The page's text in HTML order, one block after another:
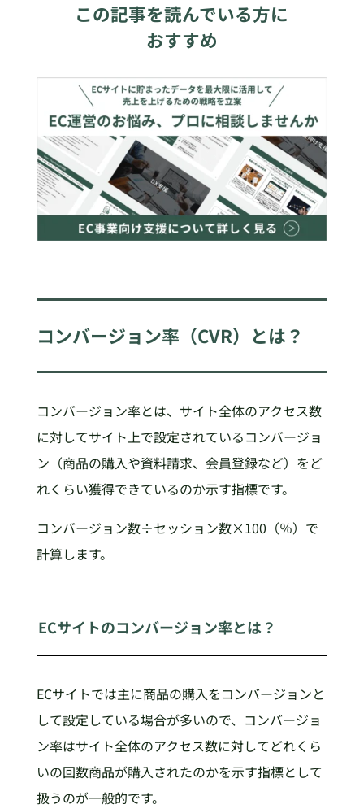
この記事を読んでいる方に
おすすめ
コンバージョン率（CVR）とは？
コンバージョン率とは、サイト全体のアクセス数
に対してサイト上で設定されているコンバージョ
ン（商品の購入や資料請求、会員登録など）をど
れくらい獲得できているのか示す指標です。
コンバージョン数÷セッション数×100（％）で
計算します。
ECサイトのコンバージョン率とは？
ECサイトでは主に商品の購入をコンバージョンと
して設定している場合が多いので、コンバージョ
ン率はサイト全体のアクセス数に対してどれくら
いの回数商品が購入されたのかを示す指標として
扱うのが一般的です。